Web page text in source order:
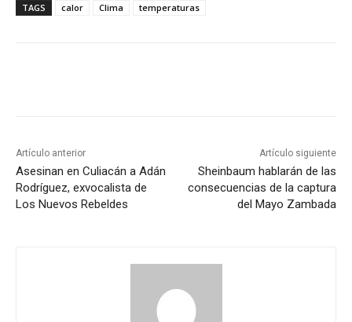
TAGS calor Clima temperaturas
Artículo anterior
Asesinan en Culiacán a Adán
Rodríguez, exvocalista de
Los Nuevos Rebeldes
Artículo siguiente
Sheinbaum hablarán de las
consecuencias de la captura
del Mayo Zambada